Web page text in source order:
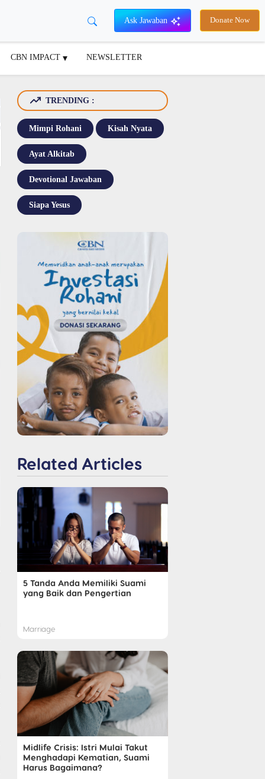
Ask Jawaban Donate Now
CBN IMPACT NEWSLETTER
TRENDING :
Mimpi Rohani Kisah Nyata
Ayat Alkitab
Devotional Jawaban
Siapa Yesus
Related Articles
5 Tanda Anda Memiliki Suami
yang Baik dan Pengertian
Marriage
Midlife Crisis: Istri Mulai Takut
Menghadapi Kematian, Suami
Harus Bagaimana?